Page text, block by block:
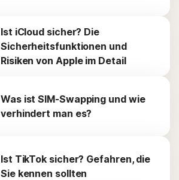
Ist iCloud sicher? Die
Sicherheitsfunktionen und
Risiken von Apple im Detail
Was ist SIM-Swapping und wie
verhindert man es?
Ist TikTok sicher? Gefahren, die
Sie kennen sollten